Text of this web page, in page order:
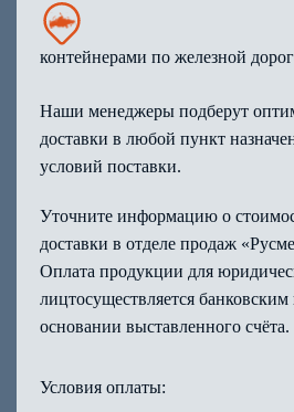
контейнерами по железной
Наши менеджеры подберут
доставки в любой пункт
условий поставки.
Уточните информацию о
доставки в отделе продаж
Оплата продукции для
лицтосуществляется
основании выставленного счёта.
Условия оплаты: